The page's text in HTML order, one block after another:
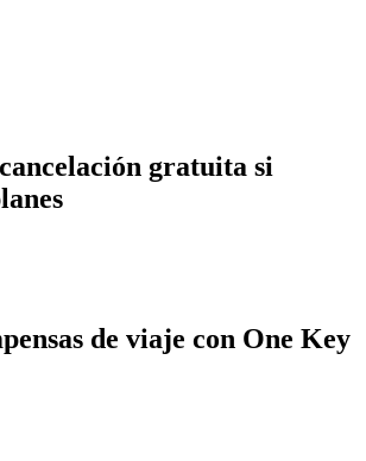
gratuita si
de viaje con One Key